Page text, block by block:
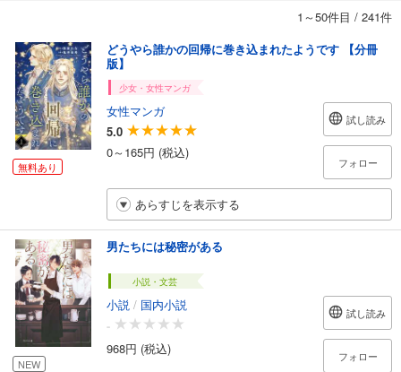
1～50件目 / 241件
無料あり
どうやら誰かの回帰に巻き込まれたようです 【分冊
版】
少女・女性マンガ
女性マンガ
5.0
0～165円 (税込)
試し読み
フォロー
あらすじを表示する
NEW
男たちには秘密がある
小説・文芸
小説 / 国内小説
-
968円 (税込)
試し読み
フォロー